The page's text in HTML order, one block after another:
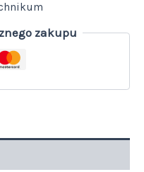
zakupu